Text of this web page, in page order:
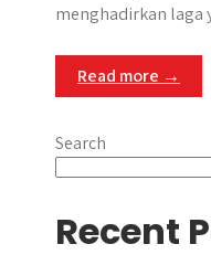
menghadirkan
Read more →
Search
Recent